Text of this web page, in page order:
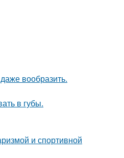
вообразить.
в губы.
и спортивной